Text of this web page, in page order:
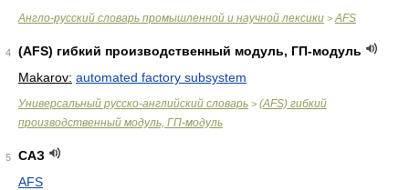
Англо-русский словарь промышленной и научной лексики > AFS
4
(AFS) гибкий производственный модуль, ГП-модуль
Makarov: automated factory subsystem
Универсальный русско-английский словарь > (AFS) гибкий
производственный модуль, ГП-модуль
5
САЗ
AFS